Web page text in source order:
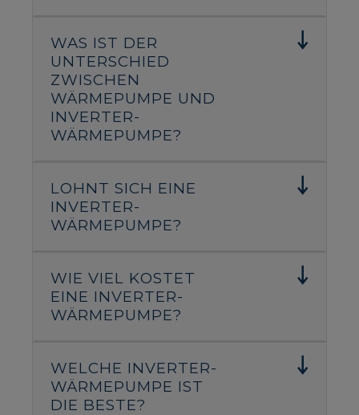
WAS IST DER
UNTERSCHIED
ZWISCHEN
WÄRMEPUMPE UND
INVERTER-
WÄRMEPUMPE?
LOHNT SICH EINE
INVERTER-
WÄRMEPUMPE?
WIE VIEL KOSTET
EINE INVERTER-
WÄRMEPUMPE?
WELCHE INVERTER-
WÄRMEPUMPE IST
DIE BESTE?